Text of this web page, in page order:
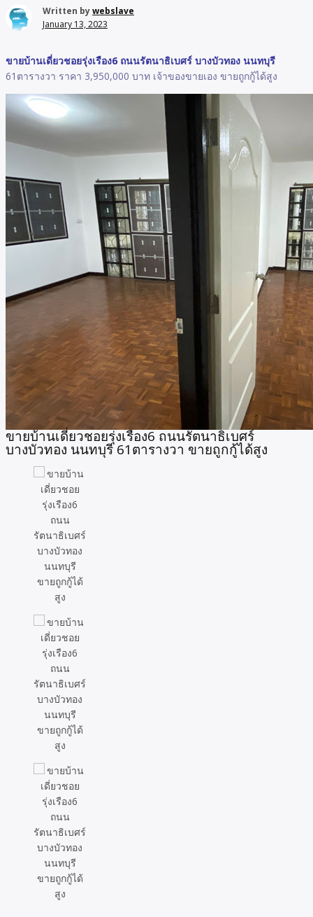
Written bywebslave
January 13, 2023
ขายบ้านเดี่ยวชอยรุ่งเรือง6 ถนนรัตนาธิเบศร์ บางบัวทอง นนทบุรี
61ตารางวา ราคา 3,950,000 บาท เจ้าของขายเอง ขายถูกกู้ได้สูง
ขายบ้านเดี่ยวชอยรุ่งเรือง6 ถนนรัตนาธิเบศร์
บางบัวทอง นนทบุรี 61ตารางวา ขายถูกกู้ได้สูง